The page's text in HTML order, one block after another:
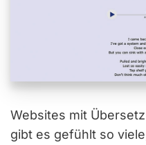
Websites mit
gibt es gefühlt so